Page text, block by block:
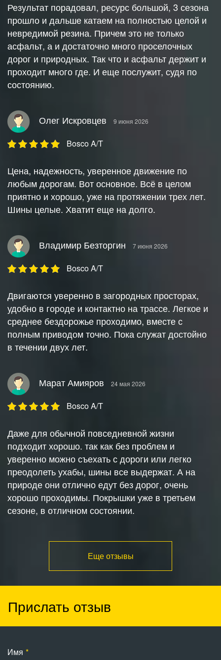
Результат порадовал, ресурс большой, 3 сезона
прошло и дальше катаем на полностью целой и
невредимой резина. Причем это не только
асфальт, а и достаточно много проселочных
дорог и природных. Так что и асфальт держит и
проходит много где. И еще послужит, судя по
состоянию.
Олег Искровцев 9 июня 2026
Bosco A/T
Цена, надежность, уверенное движение по
любым дорогам. Вот основное. Всё в целом
приятно и хорошо, уже на протяжении трех лет.
Шины целые. Хватит еще на долго.
Владимир Безторгин 7 июня 2026
Bosco A/T
Двигаются уверенно в загородных просторах,
удобно в городе и контактно на трассе. Легкое и
среднее бездорожье проходимо, вместе с
полным приводом точно. Пока служат достойно
в течении двух лет.
Марат Амияров 24 мая 2026
Bosco A/T
Даже для обычной повседневной жизни
подходит хорошо. так как без проблем и
уверенно можно съехать с дороги или легко
преодолеть ухабы, шины все выдержат. А на
природе они отлично едут без дорог, очень
хорошо проходимы. Покрышки уже в третьем
сезоне, в отличном состоянии.
Еще отзывы
Прислать отзыв
Имя